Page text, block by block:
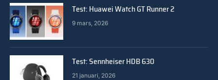
Test: Huawei Watch GT Runner 2
9 mars, 2026
Test: Sennheiser HDB 630
21 januari, 2026